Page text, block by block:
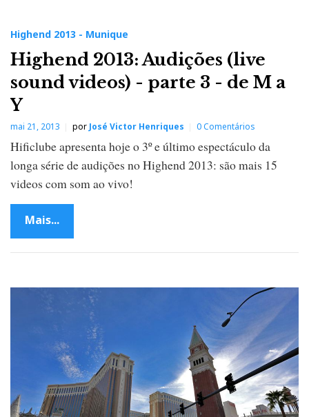
Highend 2013 - Munique
Highend 2013: Audições (live
sound videos) - parte 3 - de M a
Y
mai 21, 2013 por José Victor Henriques 0 Comentários
Hificlube apresenta hoje o 3º e último espectáculo da
longa série de audições no Highend 2013: são mais 15
videos com som ao vivo!
Mais...